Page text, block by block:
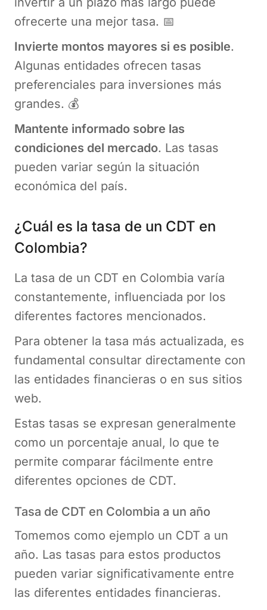
ofrecerte una mejor tasa. 📅
Invierte montos mayores si es posible.
Algunas entidades ofrecen tasas
preferenciales para inversiones más
grandes. 💰
Mantente informado sobre las
condiciones del mercado. Las tasas
pueden variar según la situación
económica del país.
¿Cuál es la tasa de un CDT en
Colombia?
La tasa de un CDT en Colombia varía
constantemente, influenciada por los
diferentes factores mencionados.
Para obtener la tasa más actualizada, es
fundamental consultar directamente con
las entidades financieras o en sus sitios
web.
Estas tasas se expresan generalmente
como un porcentaje anual, lo que te
permite comparar fácilmente entre
diferentes opciones de CDT.
Tasa de CDT en Colombia a un año
Tomemos como ejemplo un CDT a un
año. Las tasas para estos productos
pueden variar significativamente entre
las diferentes entidades financieras.